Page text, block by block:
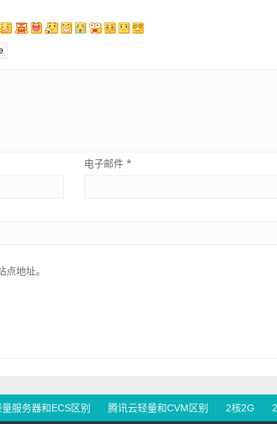
电子邮件 *
地址。
服务器和ECS区别 腾讯云轻量和CVM区别 2核2G